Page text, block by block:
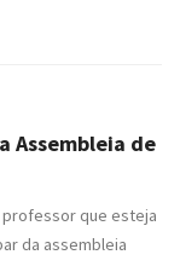
Assembleia de
que esteja
da assembleia